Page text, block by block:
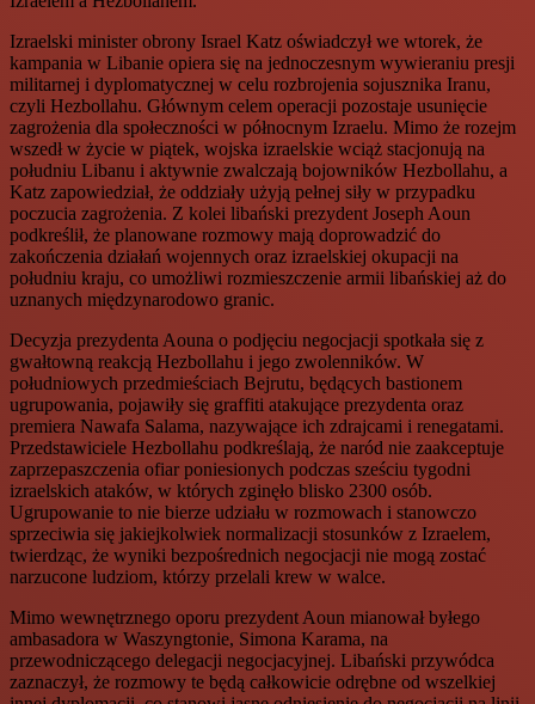
Izraelski minister obrony Israel Katz oświadczył we wtorek, że
kampania w Libanie opiera się na jednoczesnym wywieraniu presji
militarnej i dyplomatycznej w celu rozbrojenia sojusznika Iranu,
czyli Hezbollahu. Głównym celem operacji pozostaje usunięcie
zagrożenia dla społeczności w północnym Izraelu. Mimo że rozejm
wszedł w życie w piątek, wojska izraelskie wciąż stacjonują na
południu Libanu i aktywnie zwalczają bojowników Hezbollahu, a
Katz zapowiedział, że oddziały użyją pełnej siły w przypadku
poczucia zagrożenia. Z kolei libański prezydent Joseph Aoun
podkreślił, że planowane rozmowy mają doprowadzić do
zakończenia działań wojennych oraz izraelskiej okupacji na
południu kraju, co umożliwi rozmieszczenie armii libańskiej aż do
uznanych międzynarodowo granic.
Decyzja prezydenta Aouna o podjęciu negocjacji spotkała się z
gwałtowną reakcją Hezbollahu i jego zwolenników. W
południowych przedmieściach Bejrutu, będących bastionem
ugrupowania, pojawiły się graffiti atakujące prezydenta oraz
premiera Nawafa Salama, nazywające ich zdrajcami i renegatami.
Przedstawiciele Hezbollahu podkreślają, że naród nie zaakceptuje
zaprzepaszczenia ofiar poniesionych podczas sześciu tygodni
izraelskich ataków, w których zginęło blisko 2300 osób.
Ugrupowanie to nie bierze udziału w rozmowach i stanowczo
sprzeciwia się jakiejkolwiek normalizacji stosunków z Izraelem,
twierdząc, że wyniki bezpośrednich negocjacji nie mogą zostać
narzucone ludziom, którzy przelali krew w walce.
Mimo wewnętrznego oporu prezydent Aoun mianował byłego
ambasadora w Waszyngtonie, Simona Karama, na
przewodniczącego delegacji negocjacyjnej. Libański przywódca
zaznaczył, że rozmowy te będą całkowicie odrębne od wszelkiej